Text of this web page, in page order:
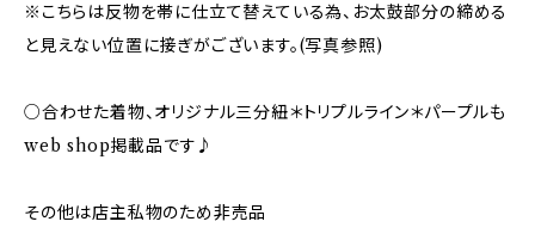
※こちらは反物を帯に仕立て替えている為、お太鼓部分の締める
と見えない位置に接ぎがございます。(写真参照)
○合わせた着物、オリジナル三分紐＊トリプルライン＊パープルも
web shop掲載品です♪
その他は店主私物のため非売品